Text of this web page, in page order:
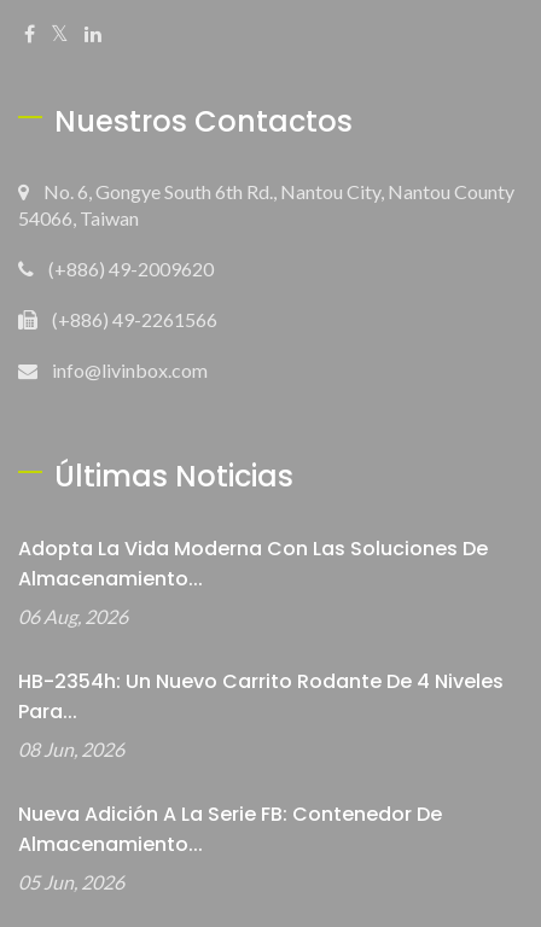
Nuestros Contactos
No. 6, Gongye South 6th Rd., Nantou City, Nantou County
54066, Taiwan
(+886) 49-2009620
(+886) 49-2261566
info@livinbox.com
Últimas Noticias
Adopta La Vida Moderna Con Las Soluciones De
Almacenamiento...
06 Aug, 2026
HB-2354h: Un Nuevo Carrito Rodante De 4 Niveles
Para...
08 Jun, 2026
Nueva Adición A La Serie FB: Contenedor De
Almacenamiento...
05 Jun, 2026